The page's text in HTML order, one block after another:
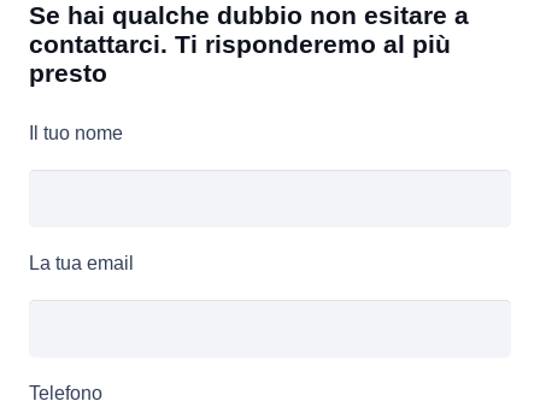
Se hai qualche dubbio non esitare a
contattarci. Ti risponderemo al più
presto
Il tuo nome
La tua email
Telefono